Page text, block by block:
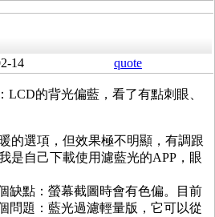
14 quote
LCD的背光偏藍，看了有點刺眼、
的選項，但效果極不明顯，有調跟
是自己下載使用濾藍光的APP，眼
缺點：螢幕截圖時會有色偏。目前
問題：藍光過濾輕量版，它可以從